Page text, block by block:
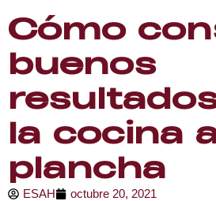
Cómo
buenos
la cocina
plancha
ESAH octubre 20, 2021